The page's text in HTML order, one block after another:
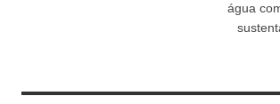
água